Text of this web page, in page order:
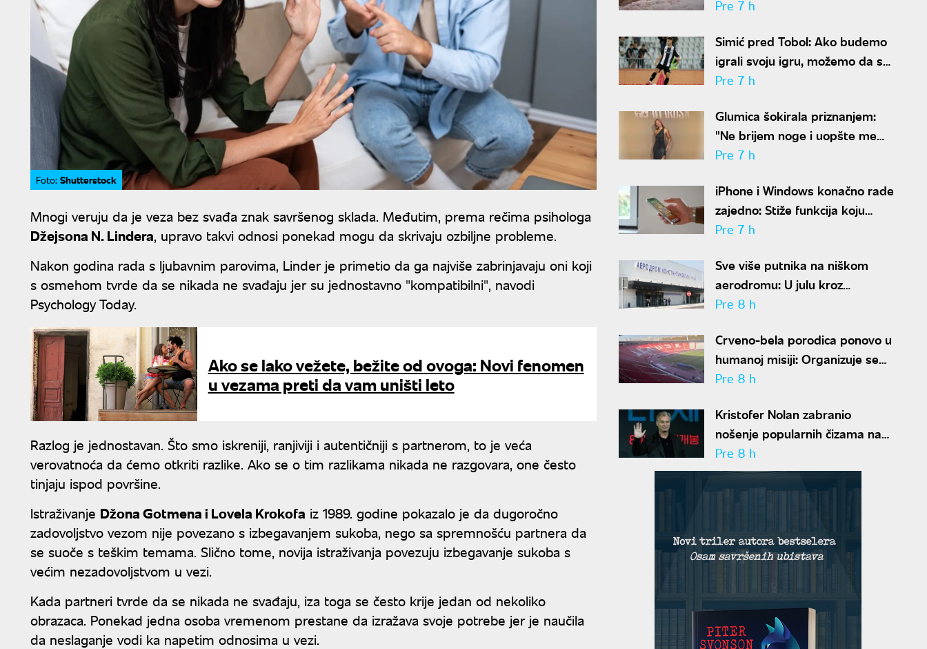
Foto: Shutterstock
Mnogi veruju da je veza bez svađa znak savršenog sklada. Međutim, prema rečima psihologa
Džejsona N. Lindera, upravo takvi odnosi ponekad mogu da skrivaju ozbiljne probleme.
Nakon godina rada s ljubavnim parovima, Linder je primetio da ga najviše zabrinjavaju oni koji
s osmehom tvrde da se nikada ne svađaju jer su jednostavno "kompatibilni", navodi
Psychology Today.
Ako se lako vežete, bežite od ovoga: Novi fenomen
u vezama preti da vam uništi leto
Razlog je jednostavan. Što smo iskreniji, ranjiviji i autentičniji s partnerom, to je veća
verovatnoća da ćemo otkriti razlike. Ako se o tim razlikama nikada ne razgovara, one često
tinjaju ispod površine.
Istraživanje Džona Gotmena i Lovela Krokofa iz 1989. godine pokazalo je da dugoročno
zadovoljstvo vezom nije povezano s izbegavanjem sukoba, nego sa spremnošću partnera da
se suoče s teškim temama. Slično tome, novija istraživanja povezuju izbegavanje sukoba s
većim nezadovoljstvom u vezi.
Kada partneri tvrde da se nikada ne svađaju, iza toga se često krije jedan od nekoliko
obrazaca. Ponekad jedna osoba vremenom prestane da izražava svoje potrebe jer je naučila
da neslaganje vodi ka napetim odnosima u vezi.
Otkriven drevni ekosistem na
Pre 7 h
Simić pred Tobol: Ako budemo
igrali svoju igru, možemo da se
nadamo najboljem
Pre 7 h
Glumica šokirala priznanjem:
"Ne brijem noge i uopšte me
nije sramota"
Pre 7 h
iPhone i Windows konačno rade
zajedno: Stiže funkcija koju
korisnici godinama čekaju
Pre 7 h
Sve više putnika na niškom
aerodromu: U julu kroz
"Konstantin Veliki" prošlo
Pre 8 h
Crveno-bela porodica ponovo u
humanoj misiji: Organizuje se
akcija dobrovoljnog davanja krvi
Pre 8 h
Kristofer Nolan zabranio
nošenje popularnih čizama na
setu: Razlog je prilično
apsurdan
Pre 8 h